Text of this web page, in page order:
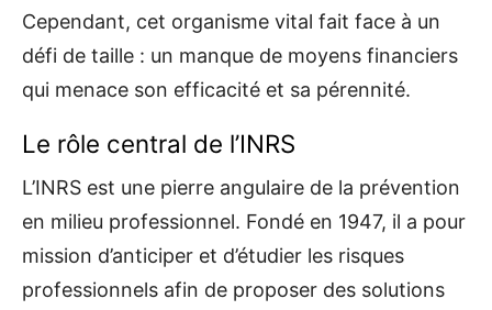
Cependant, cet organisme vital fait face à un
défi de taille : un manque de moyens financiers
qui menace son efficacité et sa pérennité.
Le rôle central de l’INRS
L’INRS est une pierre angulaire de la prévention
en milieu professionnel. Fondé en 1947, il a pour
mission d’anticiper et d’étudier les risques
professionnels afin de proposer des solutions